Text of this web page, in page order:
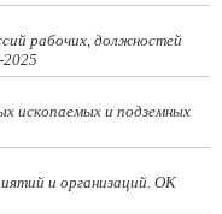
рабочих, должностей
ископаемых и подземных
и организаций. ОК